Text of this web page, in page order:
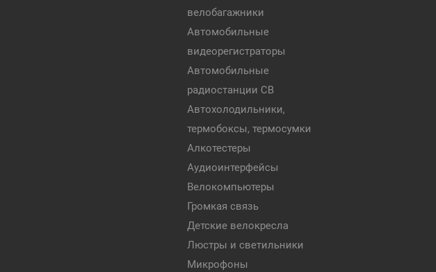
велобагажники
Автомобильные
видеорегистраторы
Автомобильные
радиостанции CB
Автохолодильники,
термобоксы, термосумки
Алкотестеры
Аудиоинтерфейсы
Велокомпьютеры
Громкая связь
Детские велокресла
Люстры и светильники
Микрофоны